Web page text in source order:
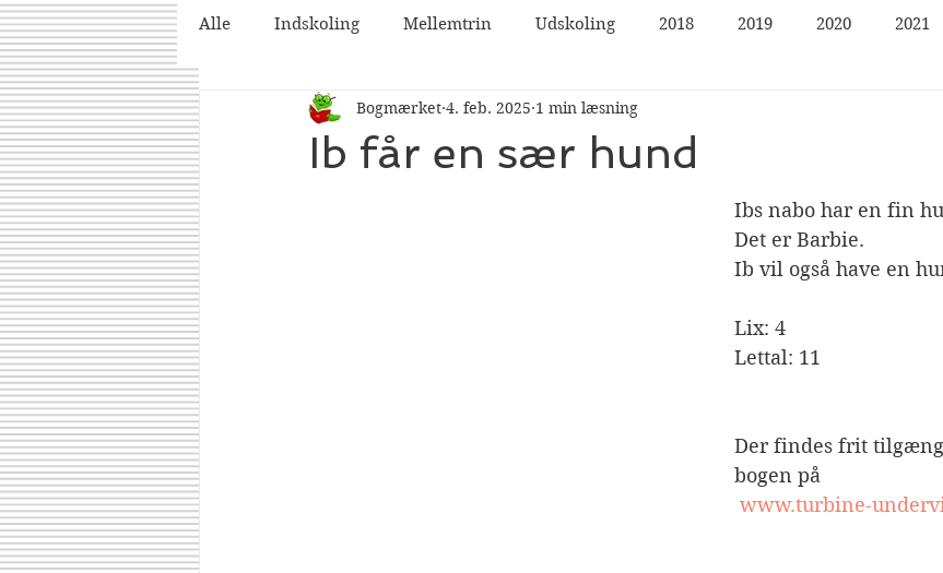
Alle Indskoling Mellemtrin Udskoling 2018 2019 2020 2021
2026
Ib får en sær hund
Bogmærket 4. feb. 2025 1 min læsning
Ibs nabo har en fin
Det er Barbie.
Ib vil også have en
Lix: 4
Lettal: 11
Der findes frit
bogen på
www.turbine-